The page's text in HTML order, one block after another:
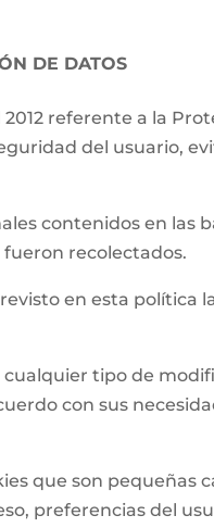
DE DATOS
2012 referente a la
del usuario,
contenidos en las
recolectados.
en esta política
tipo de
con sus
que son
preferencias del